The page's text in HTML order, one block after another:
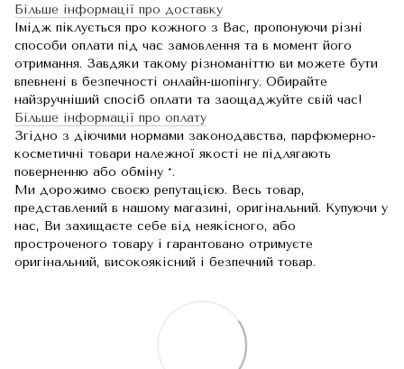
Більше інформації про доставку
Імідж піклується про кожного з Вас, пропонуючи різні
способи оплати під час замовлення та в момент його
отримання. Завдяки такому різноманіттю ви можете бути
впевнені в безпечності онлайн-шопінгу. Обирайте
найзручніший спосіб оплати та заощаджуйте свій час!
Більше інформації про оплату
Згідно з діючими нормами законодавства, парфюмерно-
косметичні товари належної якості не підлягають
поверненню або обміну *.
Ми дорожимо своєю репутацією. Весь товар,
представлений в нашому магазині, оригінальний. Купуючи у
нас, Ви захищаєте себе від неякісного, або
простроченого товару і гарантовано отримуєте
оригінальний, високоякісний і безпечний товар.